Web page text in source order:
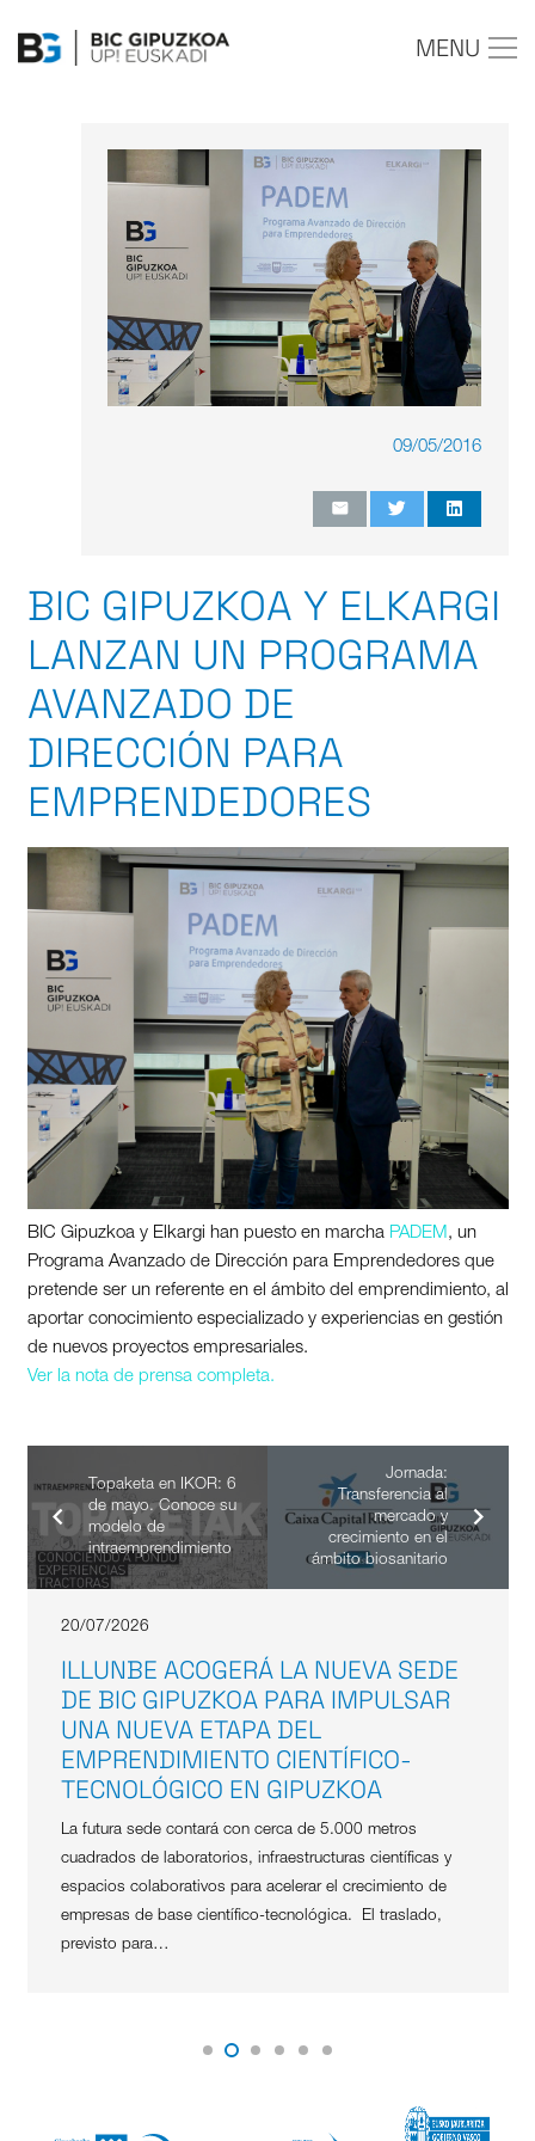
MENU
09/05/2016
BIC GIPUZKOA Y ELKARGI
LANZAN UN PROGRAMA
AVANZADO DE
DIRECCIÓN PARA
EMPRENDEDORES
BIC Gipuzkoa y Elkargi han puesto en marcha PADEM , un
Programa Avanzado de Dirección para Emprendedores que
pretende ser un referente en el ámbito del emprendimiento, al
aportar conocimiento especializado y experiencias en gestión
de nuevos proyectos empresariales.
Ver la nota de prensa completa.
Topaketa en IKOR: 6
de mayo. Conoce su
modelo de
intraemprendimiento
Jornada:
Transferencia al
mercado y
crecimiento en el
ámbito biosanitario
20/07/2026
ILLUNBE ACOGERÁ LA NUEVA SEDE
DE BIC GIPUZKOA PARA IMPULSAR
UNA NUEVA ETAPA DEL
EMPRENDIMIENTO CIENTÍFICO-
TECNOLÓGICO EN GIPUZKOA
La futura sede contará con cerca de 5.000 metros
cuadrados de laboratorios, infraestructuras científicas y
espacios colaborativos para acelerar el crecimiento de
empresas de base científico-tecnológica. El traslado,
previsto para…